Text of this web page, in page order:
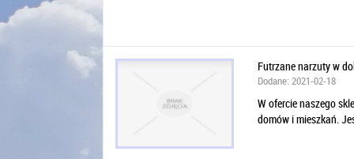
Futrzane narzuty w
Dodane: 2021-02-18
W ofercie naszego
domów i mieszkań.